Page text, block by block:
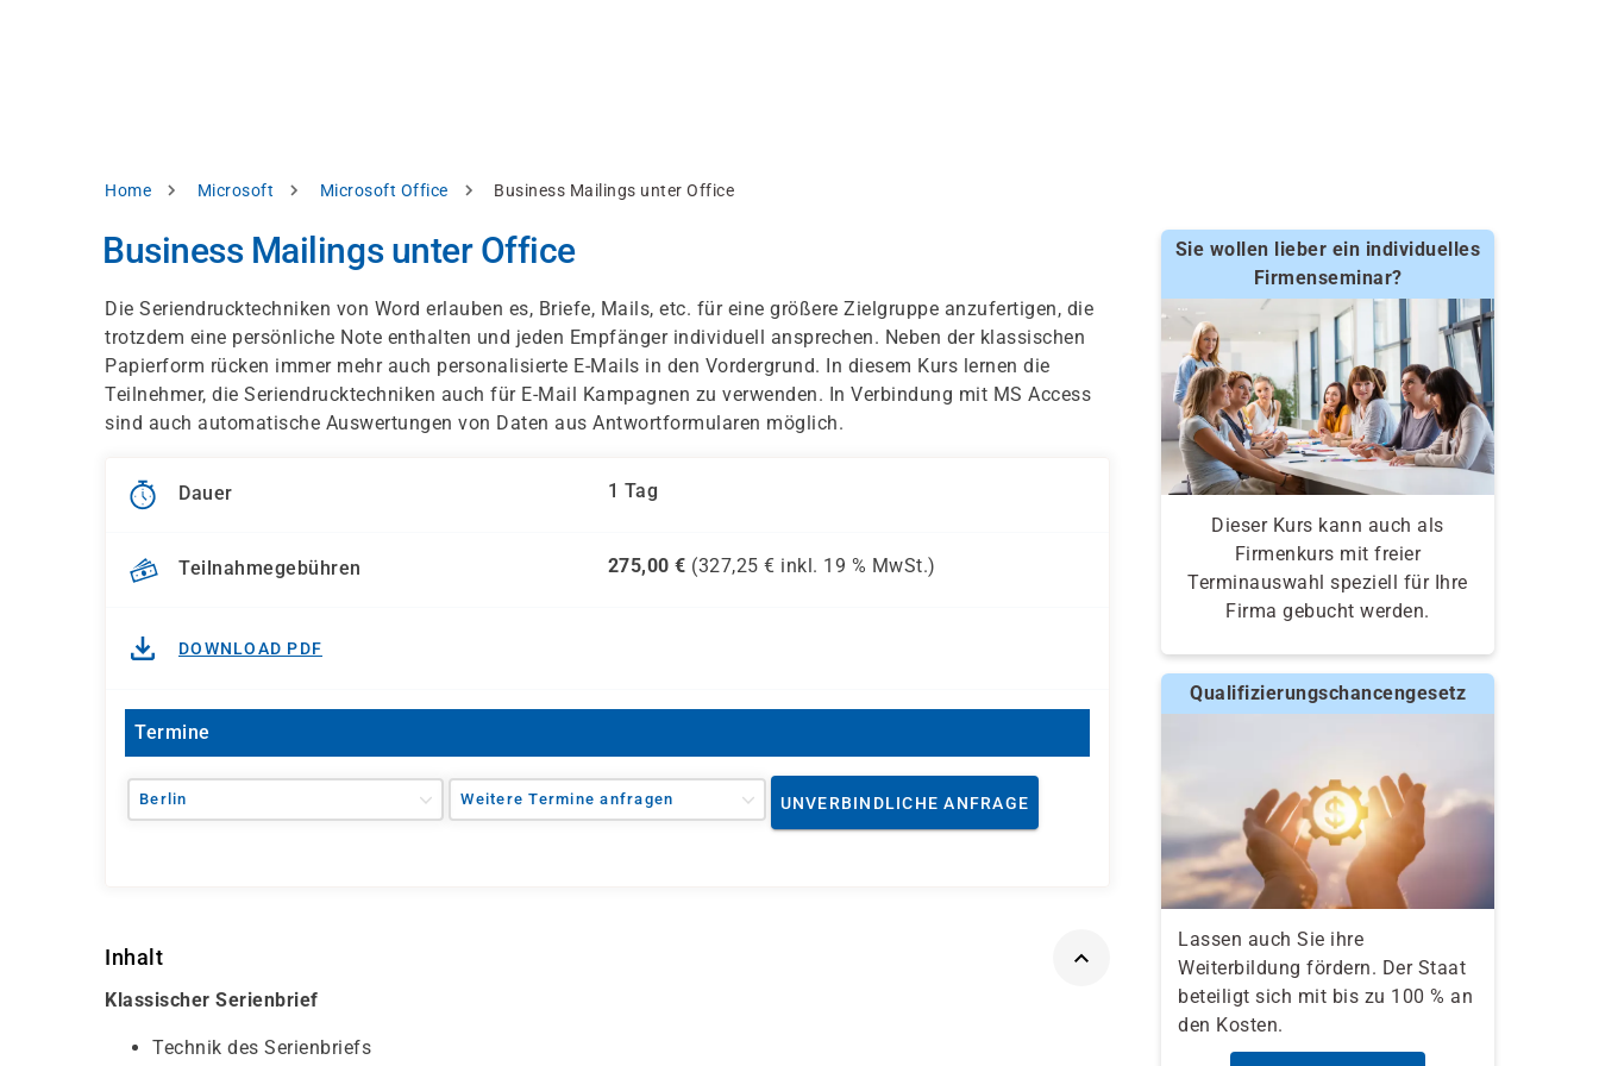
Pfadnavigation
Home Microsoft Microsoft Office Business Mailings unter Office
Business Mailings unter Office
Die Seriendrucktechniken von Word erlauben es, Briefe, Mails, etc. für eine größere Zielgruppe anzufertigen, die
trotzdem eine persönliche Note enthalten und jeden Empfänger individuell ansprechen. Neben der klassischen
Papierform rücken immer mehr auch personalisierte E-Mails in den Vordergrund. In diesem Kurs lernen die
Teilnehmer, die Seriendrucktechniken auch für E-Mail Kampagnen zu verwenden. In Verbindung mit MS Access
sind auch automatische Auswertungen von Daten aus Antwortformularen möglich.
Dauer 1 Tag
Teilnahmegebühren 275,00 € (327,25 € inkl. 19 % MwSt.)
DOWNLOAD PDF
Termine
Berlin Weitere Termine anfragen UNVERBINDLICHE ANFRAGE
Inhalt
Klassischer Serienbrief
Technik des Serienbriefs
Sie wollen lieber ein individuelles
Firmenseminar?
Dieser Kurs kann auch als
Firmenkurs mit freier
Terminauswahl speziell für Ihre
Firma gebucht werden.
Qualifizierungschancengesetz
Lassen auch Sie ihre
Weiterbildung fördern. Der Staat
beteiligt sich mit bis zu 100 % an
den Kosten.
Datenschutzhinweis